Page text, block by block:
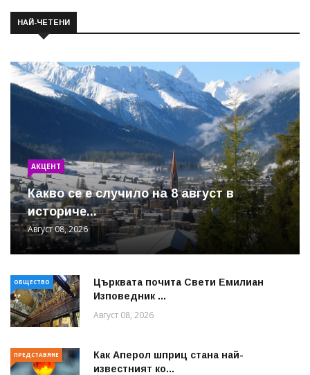
НАЙ-ЧЕТЕНИ
АКЦЕНТ
Какво се е случило на 8 август в
историче...
Август 08, 2026
ОБЩЕСТВО
Църквата почита Свeти Емилиан
Изповедник ...
Август 08, 2026
ПРЕДСТАВЯНЕ
Как Аперол шприц стана най-
известният ко...